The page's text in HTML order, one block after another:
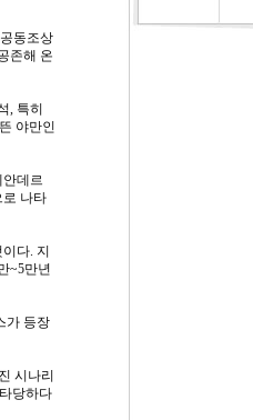
동조상
존해 온
, 특히
야만인
데르
나타
다. 지
~5만년
가 등장
시나리
당하다